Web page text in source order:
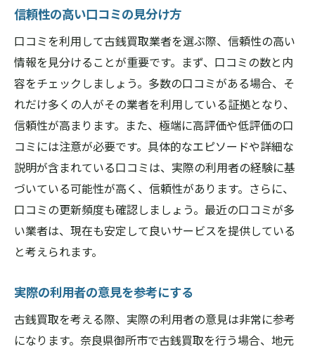
信頼性の高い口コミの見分け方
口コミを利用して古銭買取業者を選ぶ際、信頼性の高い
情報を見分けることが重要です。まず、口コミの数と内
容をチェックしましょう。多数の口コミがある場合、そ
れだけ多くの人がその業者を利用している証拠となり、
信頼性が高まります。また、極端に高評価や低評価の口
コミには注意が必要です。具体的なエピソードや詳細な
説明が含まれている口コミは、実際の利用者の経験に基
づいている可能性が高く、信頼性があります。さらに、
口コミの更新頻度も確認しましょう。最近の口コミが多
い業者は、現在も安定して良いサービスを提供している
と考えられます。
実際の利用者の意見を参考にする
古銭買取を考える際、実際の利用者の意見は非常に参考
になります。奈良県御所市で古銭買取を行う場合、地元